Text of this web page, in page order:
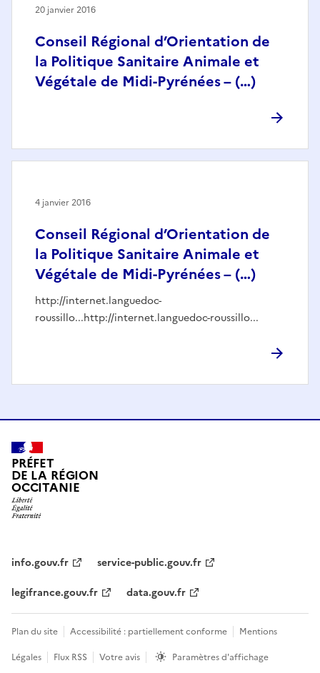
Conseil Régional d’Orientation de
la Politique Sanitaire Animale et
Végétale de Midi-Pyrénées – (…)
20 janvier 2016
Conseil Régional d’Orientation de
la Politique Sanitaire Animale et
Végétale de Midi-Pyrénées – (…)
http://internet.languedoc-
roussillo...http://internet.languedoc-roussillo...
4 janvier 2016
PRÉFET
DE LA RÉGION
OCCITANIE
info.gouv.fr
service-public.gouv.fr
legifrance.gouv.fr
data.gouv.fr
Plan du site Accessibilité : partiellement conforme
Mentions
Légales
Flux RSS Votre avis Paramètres d'affichage